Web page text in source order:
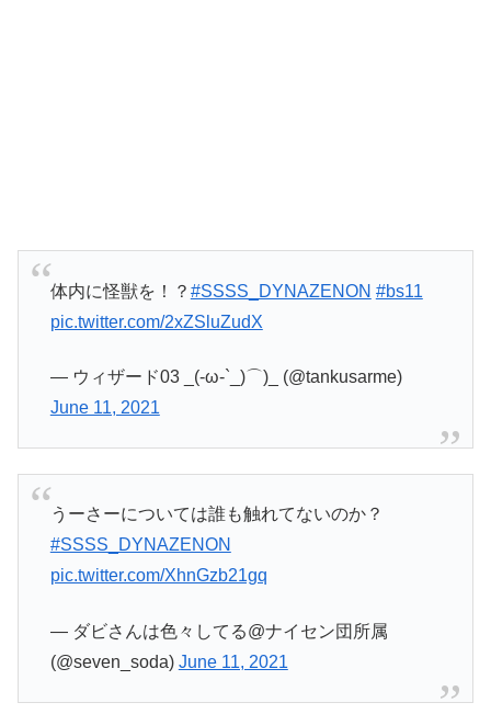
体内に怪獣を！？ #SSSS_DYNAZENON #bs11
pic.twitter.com/2xZSluZudX
— ウィザード03 _(-ω-`_)⌒)_ (@tankusarme)
June 11, 2021
うーさーについては誰も触れてないのか？
#SSSS_DYNAZENON
pic.twitter.com/XhnGzb21gq
— ダビさんは色々してる@ナイセン団所属
(@seven_soda) June 11, 2021